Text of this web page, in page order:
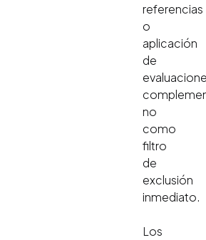
referencias
o
aplicación
de
no
como
filtro
de
exclusión
inmediato.
Los